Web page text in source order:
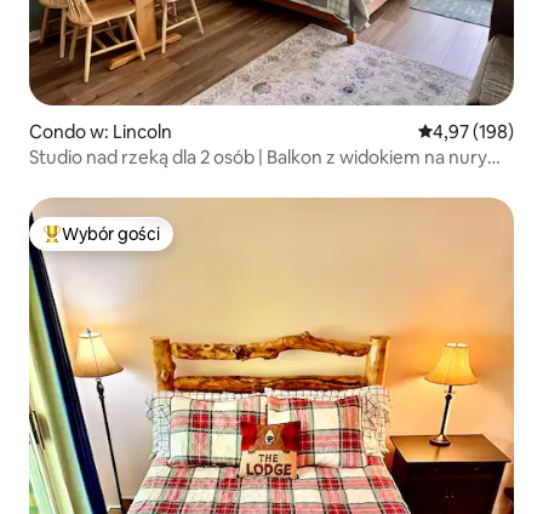
Condo w: Lincoln Średnia
4,97 (198)
Studio nad rzeką dla 2 osób | Balkon z widokiem na nury
Najpopularniejsze z kategorii Wybór gości
Wybór gości